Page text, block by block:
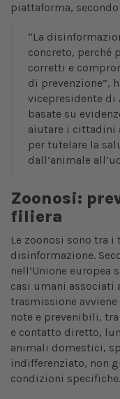
piattaforma,
“La
concreto, perché
corretti e
di prevenzione”,
vicepresidente di
basate su
aiutare i cittadini
per tutelare la
dall’animale
Zoonosi:
filiera
Le zoonosi sono tra
disinformazione.
nell’Unione
casi umani associati
trasmissione
note e prevenibili,
e contatto diretto,
animali domestici,
indifferenziato, non
condizioni specifiche.